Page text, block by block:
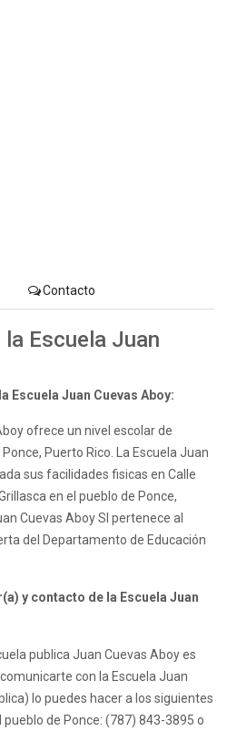
Contacto
Escuela Juan
Escuela Juan Cuevas Aboy:
ofrece un nivel escolar de
Puerto Rico. La Escuela Juan
sus facilidades fisicas en Calle
en el pueblo de Ponce,
Cuevas Aboy SI pertenece al
del Departamento de Educación
y contacto de la Escuela Juan
publica Juan Cuevas Aboy es
con la Escuela Juan
lo puedes hacer a los siguientes
de Ponce: (787) 843-3895 o